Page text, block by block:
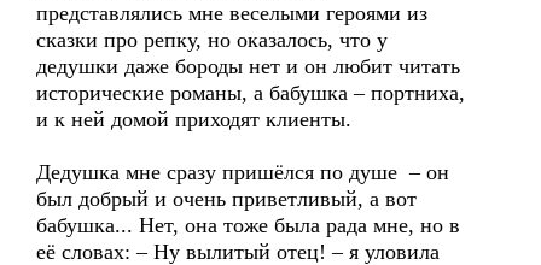
представлялись мне веселыми героями из
сказки про репку, но оказалось, что у
дедушки даже бороды нет и он любит читать
исторические романы, а бабушка – портниха,
и к ней домой приходят клиенты.
Дедушка мне сразу пришёлся по душе – он
был добрый и очень приветливый, а вот
бабушка... Нет, она тоже была рада мне, но в
её словах: – Ну вылитый отец! – я уловила